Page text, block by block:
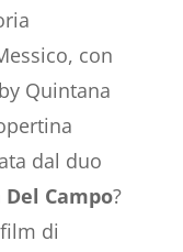
con
Quintana
dal duo
Campo?
di